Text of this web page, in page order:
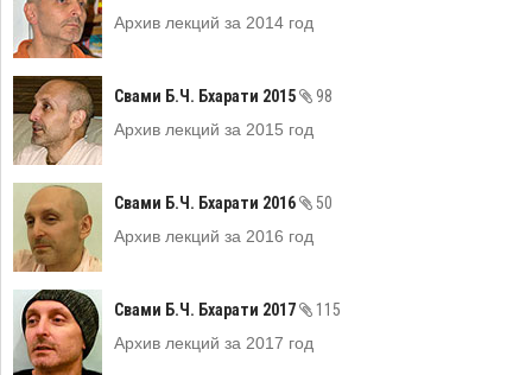
Архив лекций за 2014 год
Свами Б.Ч. Бхарати 2015
98
Архив лекций за 2015 год
Свами Б.Ч. Бхарати 2016
50
Архив лекций за 2016 год
Свами Б.Ч. Бхарати 2017
115
Архив лекций за 2017 год